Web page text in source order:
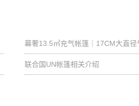
幕奢13.5㎡充气帐篷｜17CM大直
联合国UN帐篷相关介绍